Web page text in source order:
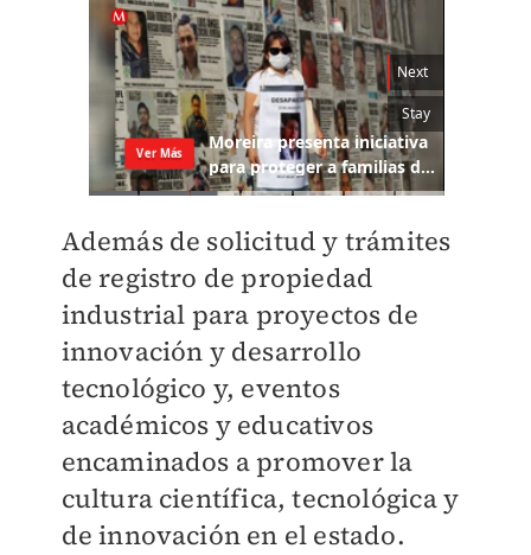
Además de solicitud y trámites
de registro de propiedad
industrial para proyectos de
innovación y desarrollo
tecnológico y, eventos
académicos y educativos
encaminados a promover la
cultura científica, tecnológica y
de innovación en el estado.